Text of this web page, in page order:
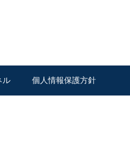
ル 個人情報保護方針